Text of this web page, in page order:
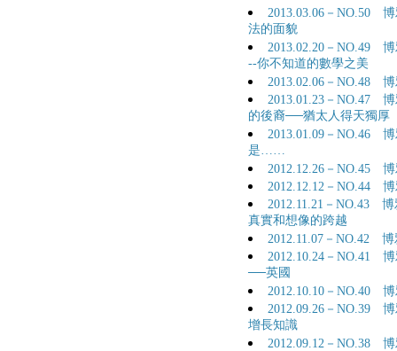
2013.03.06－NO.50
法的面貌
2013.02.20－NO.49
--你不知道的數學之美
2013.02.06－NO.48
2013.01.23－NO.47
的後裔──猶太人得天獨厚
2013.01.09－NO.46
是……
2012.12.26－NO.45
2012.12.12－NO.44
2012.11.21－NO.43
真實和想像的跨越
2012.11.07－NO.42
2012.10.24－NO.41
──英國
2012.10.10－NO.40
2012.09.26－NO.39
增長知識
2012.09.12－NO.38